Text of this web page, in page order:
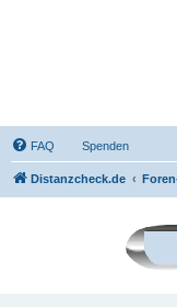
FAQ Spenden
Distanzcheck.de